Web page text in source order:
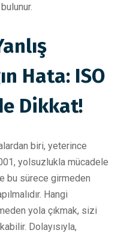
Hata: ISO
Dikkat!
biri, yeterince
yolsuzlukla mücadele
bu sürece girmeden
Hangi
yola çıkmak, sizi
Dolayısıyla,